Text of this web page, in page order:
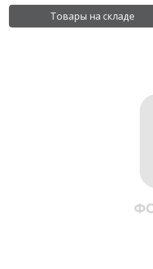
Товары на складе